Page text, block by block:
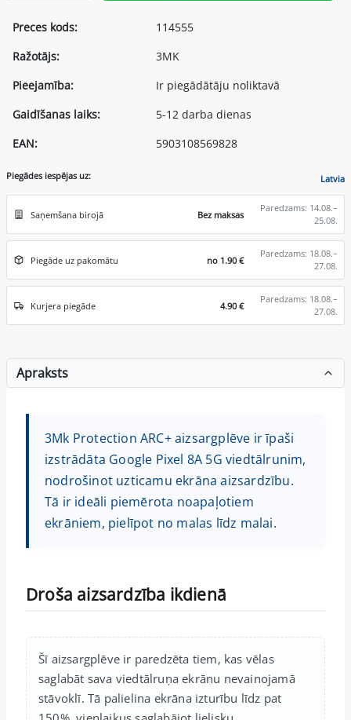
Preces kods:
114555
Ražotājs:
3MK
Pieejamība:
Ir piegādātāju noliktavā
Gaidīšanas laiks:
5-12 darba dienas
EAN:
5903108569828
Piegādes iespējas uz: Latvia
Saņemšana birojā Bez maksas
Paredzams: 14.08.–
25.08.
Piegāde uz pakomātu no 1.90 €
Paredzams: 18.08.–
27.08.
Kurjera piegāde 4.90 €
Paredzams: 18.08.–
27.08.
Apraksts
3Mk Protection ARC+ aizsargplēve ir īpaši
izstrādāta Google Pixel 8A 5G viedtālrunim,
nodrošinot uzticamu ekrāna aizsardzību.
Tā ir ideāli piemērota noapaļotiem
ekrāniem, pielīpot no malas līdz malai.
Droša aizsardzība ikdienā
Šī aizsargplēve ir paredzēta tiem, kas vēlas
saglabāt sava viedtālruņa ekrānu nevainojamā
stāvoklī. Tā palielina ekrāna izturību līdz pat